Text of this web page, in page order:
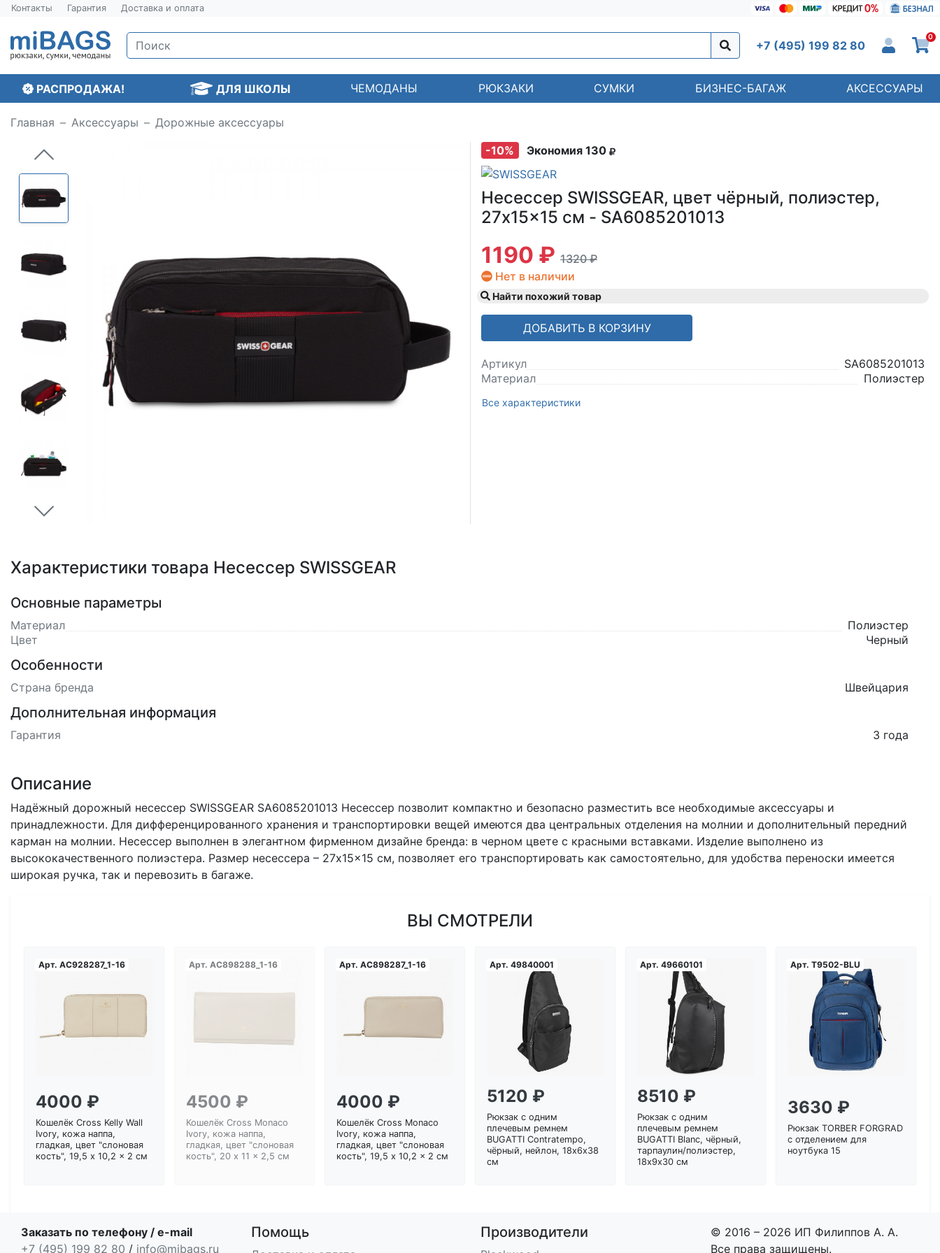
Контакты Гарантия Доставка и оплата
+7 (495) 199 82 80
0
РАСПРОДАЖА! ДЛЯ ШКОЛЫ ЧЕМОДАНЫ РЮКЗАКИ СУМКИ БИЗНЕС-БАГАЖ АКСЕССУАРЫ
Главная Аксессуары Дорожные аксессуары
-10% Экономия 130
Несессер SWISSGEAR, цвет чёрный, полиэстер,
27x15x15 см - SA6085201013
1190 ₽ 1320 ₽
Нет в наличии
Найти похожий товар
ДОБАВИТЬ В КОРЗИНУ
Артикул
SA6085201013
Материал
Полиэстер
Все характеристики
Характеристики товара Несессер SWISSGEAR
Основные параметры
Материал
Полиэстер
Цвет
Черный
Особенности
Страна бренда Швейцария
Дополнительная информация
Гарантия 3 года
Описание
Надёжный дорожный несессер SWISSGEAR SA6085201013 Несессер позволит компактно и безопасно разместить все необходимые аксессуары и
принадлежности. Для дифференцированного хранения и транспортировки вещей имеются два центральных отделения на молнии и дополнительный передний
карман на молнии. Несессер выполнен в элегантном фирменном дизайне бренда: в черном цвете с красными вставками. Изделие выполнено из
высококачественного полиэстера. Размер несессера – 27x15x15 см, позволяет его транспортировать как самостоятельно, для удобства переноски имеется
широкая ручка, так и перевозить в багаже.
ВЫ СМОТРЕЛИ
Арт. AC928287_1-16
4000 ₽
Кошелёк Cross Kelly Wall
Ivory, кожа наппа,
гладкая, цвет "слоновая
кость", 19,5 x 10,2 x 2 см
Арт. AC898288_1-16
4500 ₽
Кошелёк Cross Monaco
Ivory, кожа наппа,
гладкая, цвет "слоновая
кость", 20 x 11 x 2,5 см
Арт. AC898287_1-16
4000 ₽
Кошелёк Cross Monaco
Ivory, кожа наппа,
гладкая, цвет "слоновая
кость", 19,5 x 10,2 x 2 см
Арт. 49840001
Загрузка...
5120 ₽
Рюкзак с одним
плечевым ремнем
BUGATTI Contratempo,
чёрный, нейлон, 18х6х38
см
Арт. 49660101
Загрузка...
8510 ₽
Рюкзак с одним
плечевым ремнем
BUGATTI Blanc, чёрный,
тарпаулин/полиэстер,
18х9х30 см
Арт. T9502-BLU
Загрузка...
3630 ₽
Рюкзак TORBER FORGRAD
с отделением для
ноутбука 15
Заказать по телефону / e-mail
+7 (495) 199 82 80 / info@mibags.ru
Помощь Производители
© 2016 – 2026 ИП Филиппов А. А.
Все права защищены.